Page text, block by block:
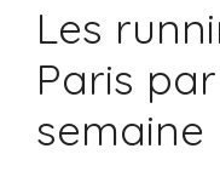
Les
Paris
semaine